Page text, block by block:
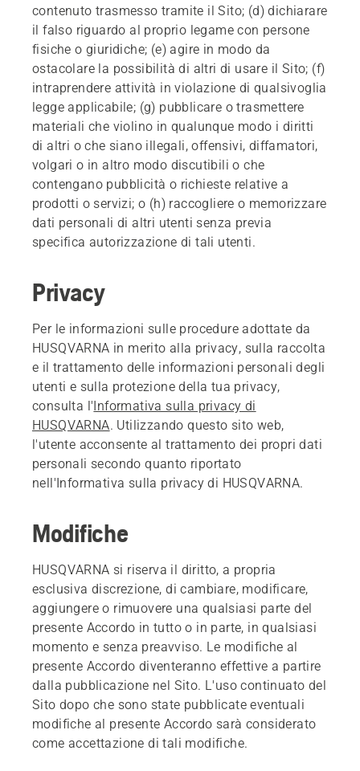
contenuto trasmesso tramite il Sito; (d) dichiarare
il falso riguardo al proprio legame con persone
fisiche o giuridiche; (e) agire in modo da
ostacolare la possibilità di altri di usare il Sito; (f)
intraprendere attività in violazione di qualsivoglia
legge applicabile; (g) pubblicare o trasmettere
materiali che violino in qualunque modo i diritti
di altri o che siano illegali, offensivi, diffamatori,
volgari o in altro modo discutibili o che
contengano pubblicità o richieste relative a
prodotti o servizi; o (h) raccogliere o memorizzare
dati personali di altri utenti senza previa
specifica autorizzazione di tali utenti.
Privacy
Per le informazioni sulle procedure adottate da
HUSQVARNA in merito alla privacy, sulla raccolta
e il trattamento delle informazioni personali degli
utenti e sulla protezione della tua privacy,
consulta l'Informativa sulla privacy di
HUSQVARNA. Utilizzando questo sito web,
l'utente acconsente al trattamento dei propri dati
personali secondo quanto riportato
nell'Informativa sulla privacy di HUSQVARNA.
Modifiche
HUSQVARNA si riserva il diritto, a propria
esclusiva discrezione, di cambiare, modificare,
aggiungere o rimuovere una qualsiasi parte del
presente Accordo in tutto o in parte, in qualsiasi
momento e senza preavviso. Le modifiche al
presente Accordo diventeranno effettive a partire
dalla pubblicazione nel Sito. L'uso continuato del
Sito dopo che sono state pubblicate eventuali
modifiche al presente Accordo sarà considerato
come accettazione di tali modifiche.